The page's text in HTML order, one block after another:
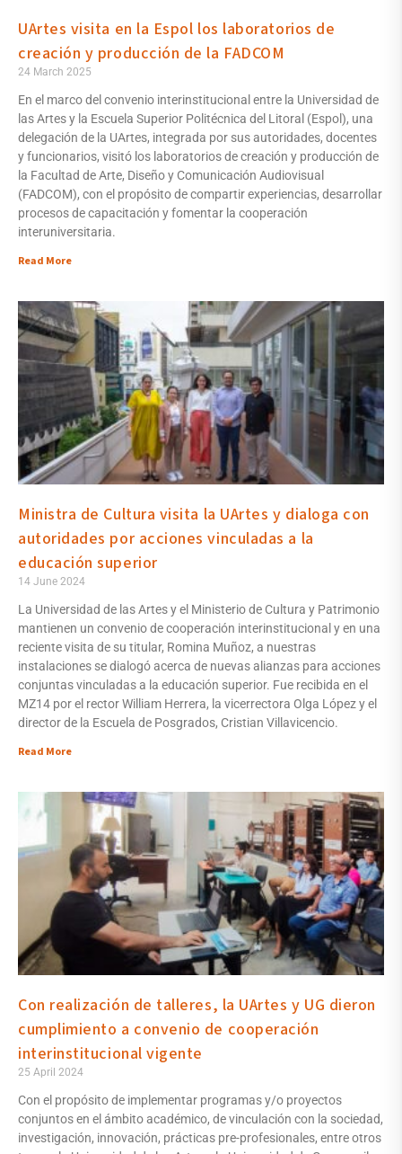
UArtes visita en la Espol los laboratorios de
creación y producción de la FADCOM
24 March 2025
En el marco del convenio interinstitucional entre la Universidad de
las Artes y la Escuela Superior Politécnica del Litoral (Espol), una
delegación de la UArtes, integrada por sus autoridades, docentes
y funcionarios, visitó los laboratorios de creación y producción de
la Facultad de Arte, Diseño y Comunicación Audiovisual
(FADCOM), con el propósito de compartir experiencias, desarrollar
procesos de capacitación y fomentar la cooperación
interuniversitaria.
Read More
Ministra de Cultura visita la UArtes y dialoga con
autoridades por acciones vinculadas a la
educación superior
14 June 2024
La Universidad de las Artes y el Ministerio de Cultura y Patrimonio
mantienen un convenio de cooperación interinstitucional y en una
reciente visita de su titular, Romina Muñoz, a nuestras
instalaciones se dialogó acerca de nuevas alianzas para acciones
conjuntas vinculadas a la educación superior. Fue recibida en el
MZ14 por el rector William Herrera, la vicerrectora Olga López y el
director de la Escuela de Posgrados, Cristian Villavicencio.
Read More
Con realización de talleres, la UArtes y UG dieron
cumplimiento a convenio de cooperación
interinstitucional vigente
25 April 2024
Con el propósito de implementar programas y/o proyectos
conjuntos en el ámbito académico, de vinculación con la sociedad,
investigación, innovación, prácticas pre-profesionales, entre otros